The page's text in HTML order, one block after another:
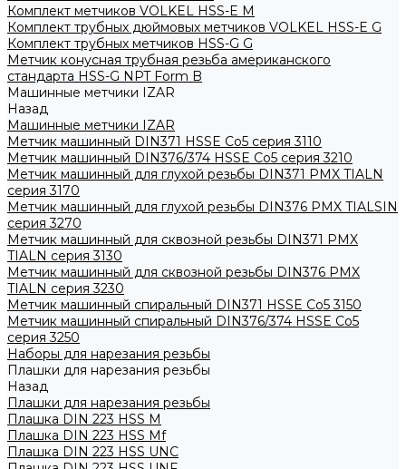
Комплект метчиков VOLKEL HSS-E M
Комплект трубных дюймовых метчиков VOLKEL HSS-E G
Комплект трубных метчиков HSS-G G
Метчик конусная трубная резьба американского
стандарта HSS-G NPT Form B
Машинные метчики IZAR
Назад
Машинные метчики IZAR
Метчик машинный DIN371 HSSE Co5 серия 3110
Метчик машинный DIN376/374 HSSE Co5 серия 3210
Метчик машинный для глухой резьбы DIN371 PMX TIALN
серия 3170
Метчик машинный для глухой резьбы DIN376 PMX TIALSIN
серия 3270
Метчик машинный для сквозной резьбы DIN371 PMX
TIALN серия 3130
Метчик машинный для сквозной резьбы DIN376 PMX
TIALN серия 3230
Метчик машинный спиральный DIN371 HSSE Co5 3150
Метчик машинный спиральный DIN376/374 HSSE Co5
серия 3250
Наборы для нарезания резьбы
Плашки для нарезания резьбы
Назад
Плашки для нарезания резьбы
Плашка DIN 223 HSS M
Плашка DIN 223 HSS Mf
Плашка DIN 223 HSS UNC